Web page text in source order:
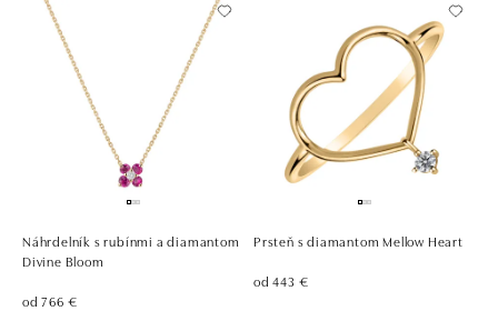
Náhrdelník s rubínmi a diamantom
Divine Bloom
od 766 €
Prsteň s diamantom Mellow Heart
od 443 €